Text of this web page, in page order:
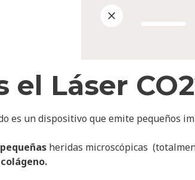
el Láser
es un dispositivo que emite pequeños
pequeñas heridas microscópicas
colágeno.